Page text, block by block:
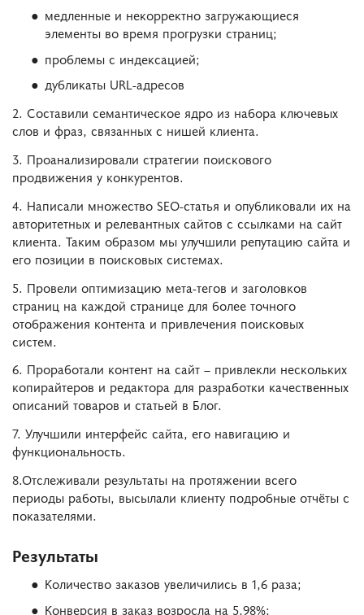
медленные и некорректно загружающиеся
элементы во время прогрузки страниц;
проблемы с индексацией;
дубликаты URL-адресов
2. Составили семантическое ядро из набора ключевых
слов и фраз, связанных с нишей клиента.
3. Проанализировали стратегии поискового
продвижения у конкурентов.
4. Написали множество SEO-статья и опубликовали их на
авторитетных и релевантных сайтов с ссылками на сайт
клиента. Таким образом мы улучшили репутацию сайта и
его позиции в поисковых системах.
5. Провели оптимизацию мета-тегов и заголовков
страниц на каждой странице для более точного
отображения контента и привлечения поисковых
систем.
6. Проработали контент на сайт – привлекли нескольких
копирайтеров и редактора для разработки качественных
описаний товаров и статьей в Блог.
7. Улучшили интерфейс сайта, его навигацию и
функциональность.
8.Отслеживали результаты на протяжении всего
периоды работы, высылали клиенту подробные отчёты с
показателями.
Результаты
Количество заказов увеличились в 1,6 раза;
Конверсия в заказ возросла на 5,98%;